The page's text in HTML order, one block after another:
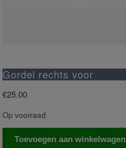
Gordel rechts voor
€25.00
Op voorraad
GordelToevoegen aan winkelwagen